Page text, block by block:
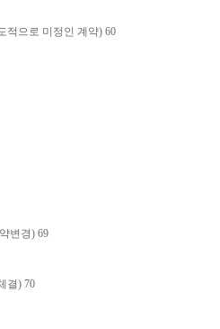
적으로 미정인 계약) 60
변경) 69
결) 70